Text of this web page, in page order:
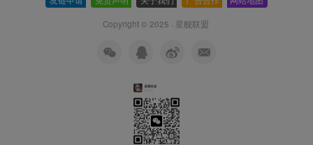
Copyright © 2025 · 星舰联盟